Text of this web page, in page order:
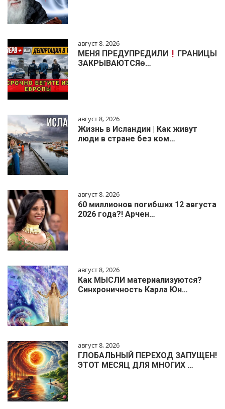
август 8, 2026
МЕНЯ ПРЕДУПРЕДИЛИ
ГРАНИЦЫ
ЗАКРЫВАЮТСЯɵ…
август 8, 2026
Жизнь в Исландии | Как живут
люди в стране без ком…
август 8, 2026
60 миллионов погибших 12 августа
2026 года?! Арчен…
август 8, 2026
Как МЫСЛИ материализуются?
Синхроничность Карла Юн…
август 8, 2026
ГЛОБАЛЬНЫЙ ПЕРЕХОД ЗАПУЩЕН!
ЭТОТ МЕСЯЦ ДЛЯ МНОГИХ …